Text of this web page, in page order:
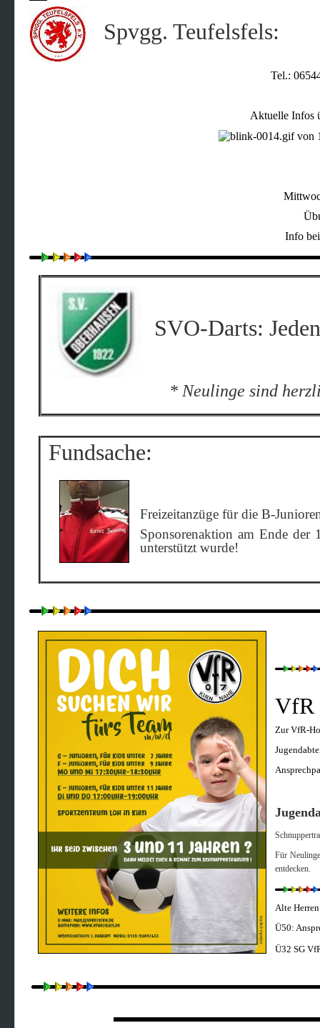
Spvgg. Teufelsfels:
Tel.:
Aktuelle Infos
Info
SVO-Darts:
* Neulinge sind herzlich
Fundsache:
Freizeitanzüge für die B-
Sponsorenaktion am Ende der
unterstützt wurde!
VfR
Zur VfR-
Für
entdecken.
Alte
Ü50:
Ü32 SG